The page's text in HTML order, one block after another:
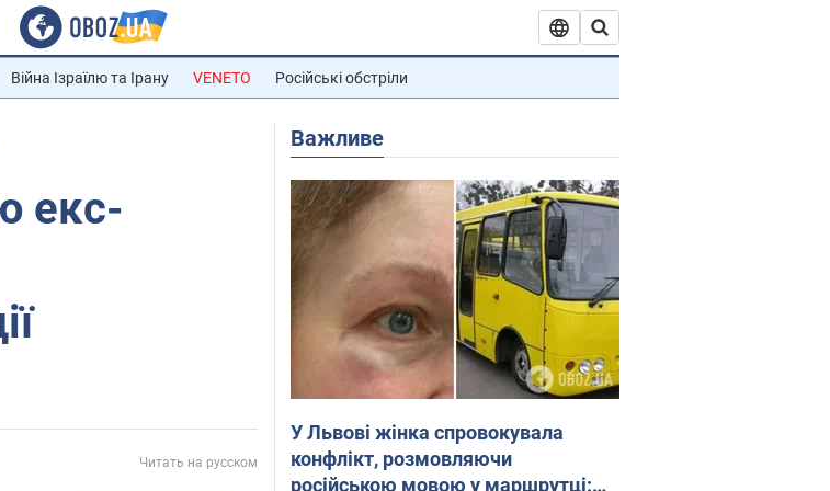
Війна Ізраїлю та Ірану VENETO Російські обстріли
екс-
Читать на русском
Важливе
У Львові жінка спровокувала
конфлікт, розмовляючи
російською мовою у маршрутці: